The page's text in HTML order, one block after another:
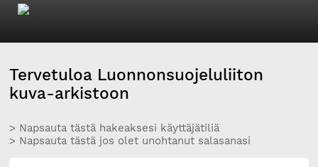
Tervetuloa Luonnonsuojeluliiton
kuva-arkistoon
> Napsauta tästä hakeaksesi käyttäjätiliä
> Napsauta tästä jos olet unohtanut salasanasi